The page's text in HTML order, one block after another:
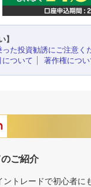
】
った投資勧誘にご注意く
について
著作権につい
ご紹介
トレードで初心者